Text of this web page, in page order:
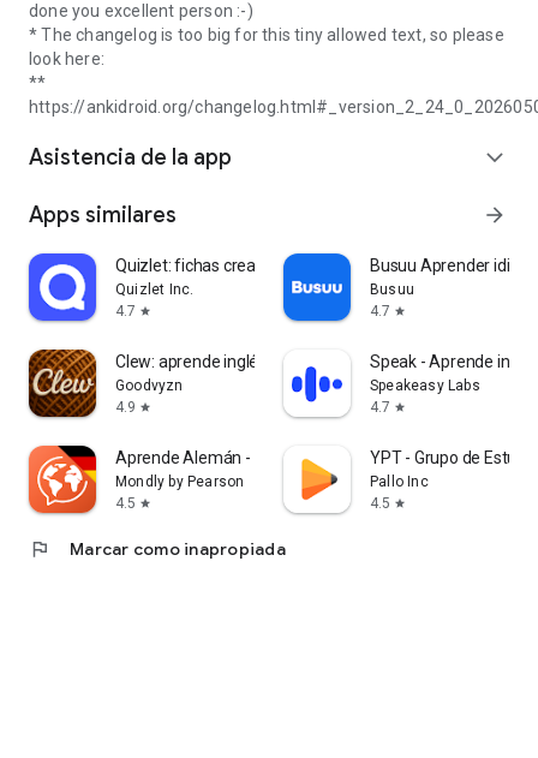
done you excellent person :-)
* The changelog is too big for this tiny allowed text, so please
look here:
**
https://ankidroid.org/
Asistencia de la app expand_more
Apps similares arrow_forward
Quizlet: fichas creadas con IA
Quizlet Inc.
4.7 star
Busuu Aprender
Busuu
4.7 star
Clew: aprende inglés leyendo
Goodvyzn
4.9 star
Speak - Aprende
Speakeasy Labs
4.7 star
Aprende Alemán - Habla Alemán
Mondly by Pearson
4.5 star
YPT - Grupo de Estudio
Pallo Inc
4.5 star
flag Marcar como inapropiada